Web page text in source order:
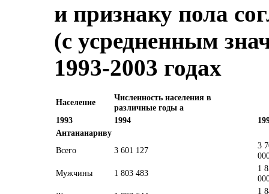
и признаку пола
(с усредненным
1993-2003 годах
Население
Численность населения в
различные годы а
1993
1994
Антананариву
Всего
3 601 127
3
Мужчины
1 803 483
1
1